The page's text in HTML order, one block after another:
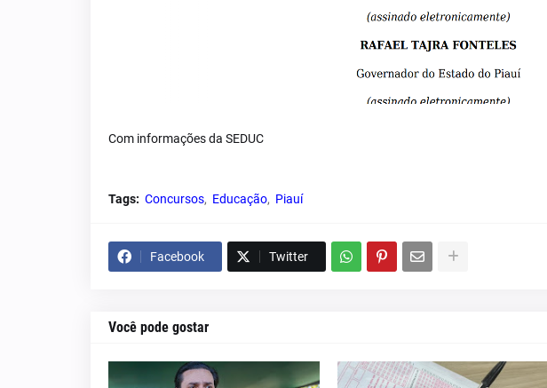
Com informações da SEDUC
Tags: Concursos Educação Piauí
Facebook Twitter
Você pode gostar